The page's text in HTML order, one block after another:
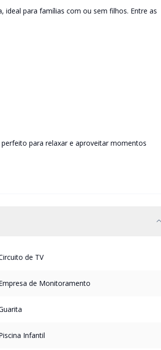
para famílias com ou sem filhos. Entre as
para relaxar e aproveitar momentos
de TV
de Monitoramento
Infantil